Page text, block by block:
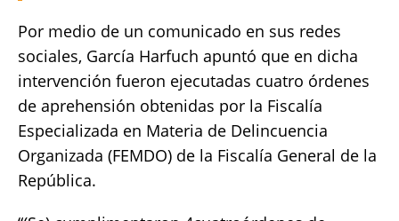
Por medio de un comunicado en sus redes
sociales, García Harfuch apuntó que en dicha
intervención fueron ejecutadas cuatro órdenes
de aprehensión obtenidas por la Fiscalía
Especializada en Materia de Delincuencia
Organizada (FEMDO) de la Fiscalía General de la
República.